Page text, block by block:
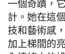
一個奇蹟，
計。她在這
技和藝術感
加上梯間的